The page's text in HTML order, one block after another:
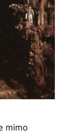
mimo